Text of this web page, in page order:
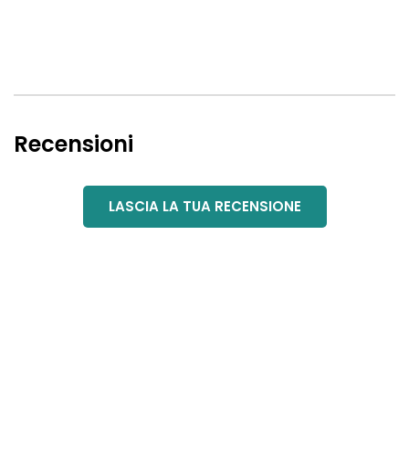
Recensioni
LASCIA LA TUA RECENSIONE